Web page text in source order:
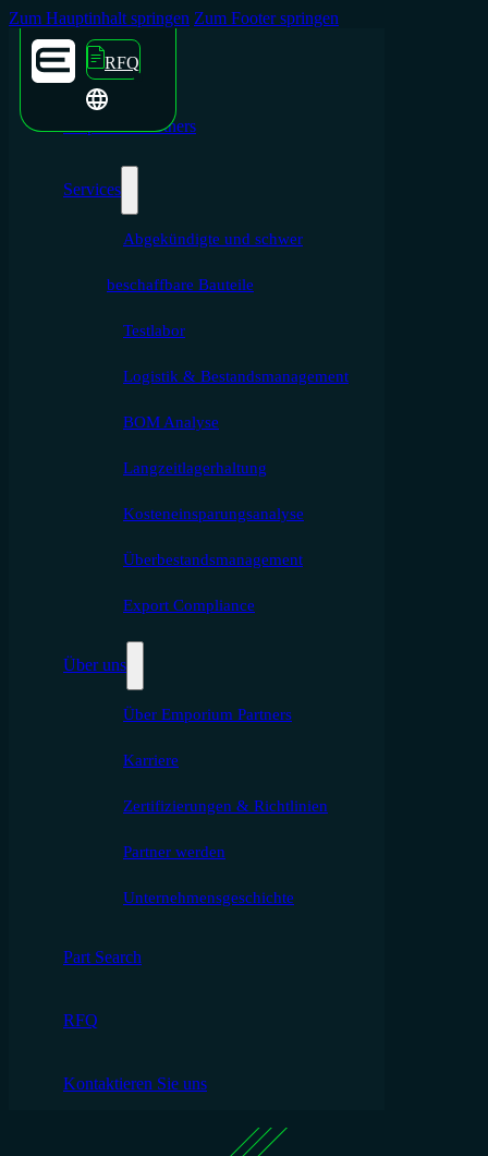
Zum Hauptinhalt springen Zum Footer springen
RFQ
Emporium Partners
Services
Abgekündigte und schwer
beschaffbare Bauteile
Testlabor
Logistik & Bestandsmanagement
BOM Analyse
Langzeitlagerhaltung
Kosteneinsparungsanalyse
Überbestandsmanagement
Export Compliance
Über uns
Über Emporium Partners
Karriere
Zertifizierungen & Richtlinien
Partner werden
Unternehmensgeschichte
Part Search
RFQ
Kontaktieren Sie uns